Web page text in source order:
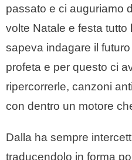
passato e ci auguriamo
volte Natale e festa tutto
sapeva indagare il
profeta e per questo ci
ripercorrerle, canzoni
con dentro un motore
Dalla ha sempre
traducendolo in forma